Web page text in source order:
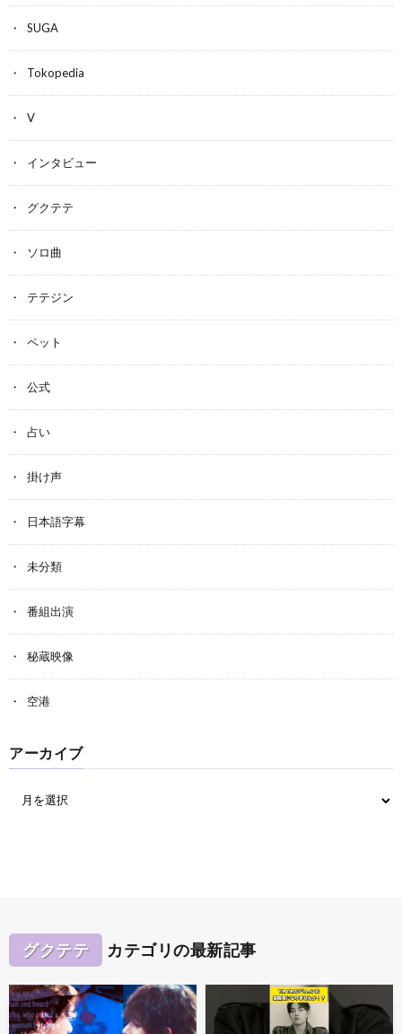
SUGA
Tokopedia
V
インタビュー
グクテテ
ソロ曲
テテジン
ペット
公式
占い
掛け声
日本語字幕
未分類
番組出演
秘蔵映像
空港
アーカイブ
グクテテ カテゴリの最新記事